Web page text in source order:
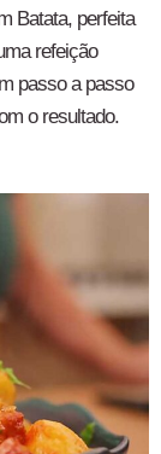
Batata, perfeita
refeição
passo a passo
o resultado.